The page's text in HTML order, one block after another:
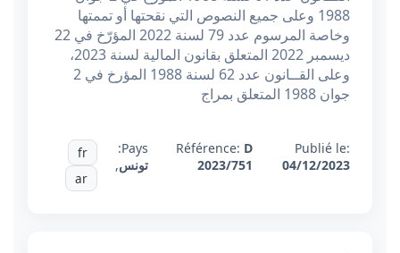
1988 وعلى جميع النصوص التي نقحتها أو تممتها
وخاصة المرسوم عدد 79 لسنة 2022 المؤرّخ في 22
ديسمبر 2022 المتعلق بقانون المالية لسنة 2023،
وعلى القــانون عدد 62 لسنة 1988 المؤرخ في 2
جوان 1988 المتعلق بمراج
Publié le:
04/12/2023
Référence: D
2023/751
Pays:
تونس,
fr
ar